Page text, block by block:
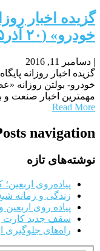
گزیده اخبار
خودرو» (۲۰ آذر۹۵)
| دسامبر 11, 2016
خودرو- بولتن روزانه
مهمترین اخبار صنعت و
Read More
navigation
نوشته‌های تازه
پیاده‌روی
زندگی و زمانه
پیاده روی
سقف جدید کارت
راه‌های جلوگیری